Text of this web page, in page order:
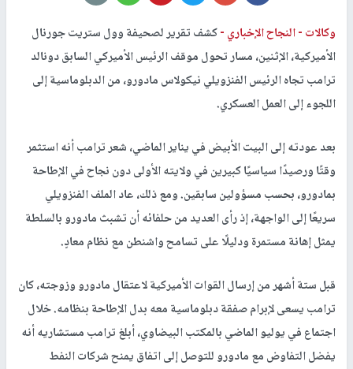
وكالات -النجاح الإخباري -كشف تقرير لصحيفة وول ستريت جورنال
الأميركية، الإثنين، مسار تحول موقف الرئيس الأميركي السابق دونالد
ترامب تجاه الرئيس الفنزويلي نيكولاس مادورو، من الدبلوماسية إلى
اللجوء إلى العمل العسكري.
بعد عودته إلى البيت الأبيض في يناير الماضي، شعر ترامب أنه استثمر
وقتًا ورصيدًا سياسيًا كبيرين في ولايته الأولى دون نجاح في الإطاحة
بمادورو، بحسب مسؤولين سابقين. ومع ذلك، عاد الملف الفنزويلي
سريعًا إلى الواجهة، إذ رأى العديد من حلفائه أن تشبث مادورو بالسلطة
يمثل إهانة مستمرة ودليلًا على تسامح واشنطن مع نظام معادٍ.
قبل ستة أشهر من إرسال القوات الأميركية لاعتقال مادورو وزوجته، كان
ترامب يسعى لإبرام صفقة دبلوماسية معه بدل الإطاحة بنظامه. خلال
اجتماع في يوليو الماضي بالمكتب البيضاوي، أبلغ ترامب مستشاريه أنه
يفضل التفاوض مع مادورو للتوصل إلى اتفاق يمنح شركات النفط